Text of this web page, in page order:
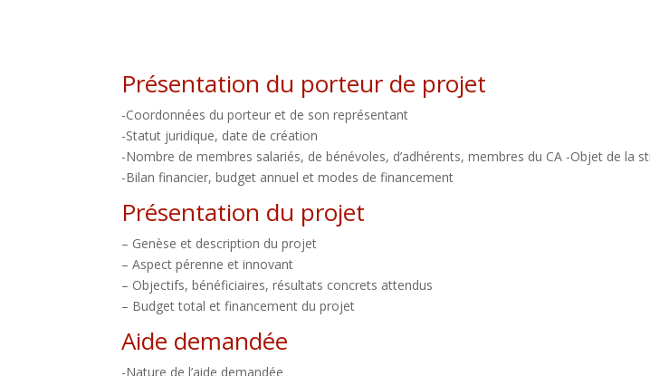
Présentation du porteur de projet​
-Coordonnées du porteur et de son représentant​
-Statut juridique, date de création​
-Nombre de membres salariés, de bénévoles, d’adhérents, membres du CA ​-Objet de la
-Bilan financier, budget annuel et modes de financement
Présentation du projet​
– Genèse et description du projet​
– Aspect pérenne et innovant​
– Objectifs, bénéficiaires, résultats concrets attendus​
– Budget total et financement du projet​
Aide demandée
-Nature de l’aide demandée​